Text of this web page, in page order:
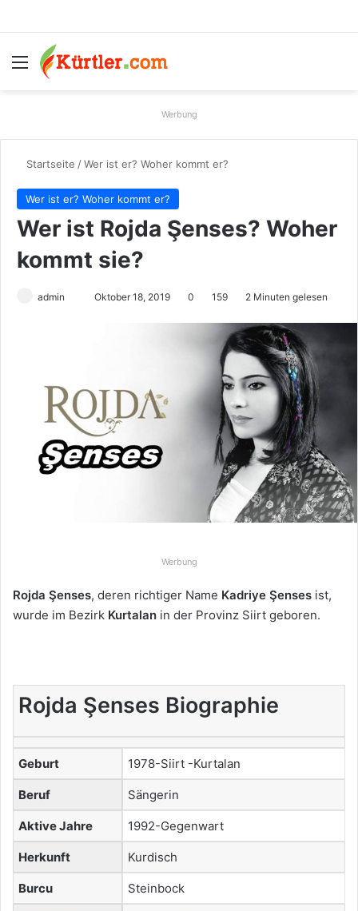
Menü
Werbung
Startseite /Wer ist er? Woher kommt er?
Wer ist er? Woher kommt er?
Wer ist Rojda Şenses? Woher
kommt sie?
admin
u
n
s
e
i
i
l
Oktober 18, 2019 0 159 2 Minuten gelesen
Werbung
Rojda Şenses, deren richtiger Name Kadriye Şenses ist,
wurde im Bezirk Kurtalan in der Provinz Siirt geboren.
Rojda Şenses Biographie
Geburt 1978-Siirt -Kurtalan
Beruf Sängerin
Aktive Jahre 1992-Gegenwart
Herkunft Kurdisch
Burcu Steinbock